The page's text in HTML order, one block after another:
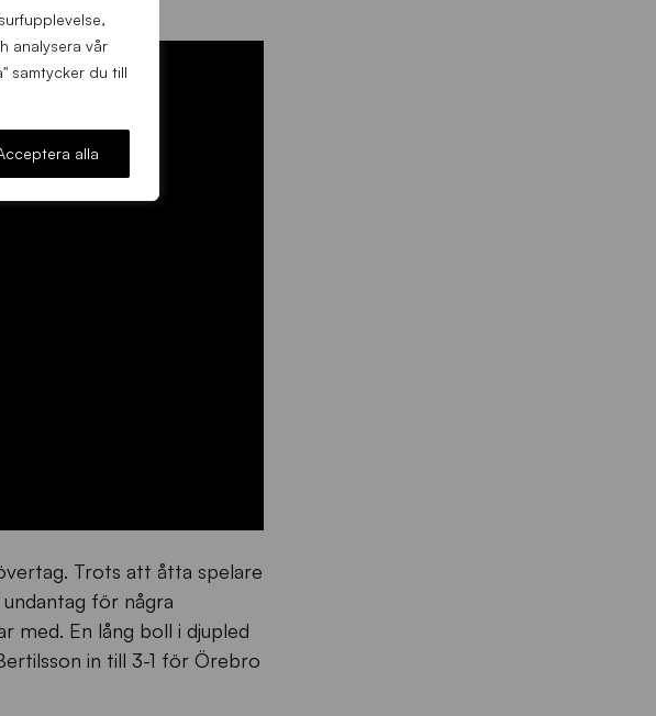
analysera vår
samtycker du till
alla
Trots att åtta spelare
för några
med. En lång boll i djupled
in till 3-1 för Örebro